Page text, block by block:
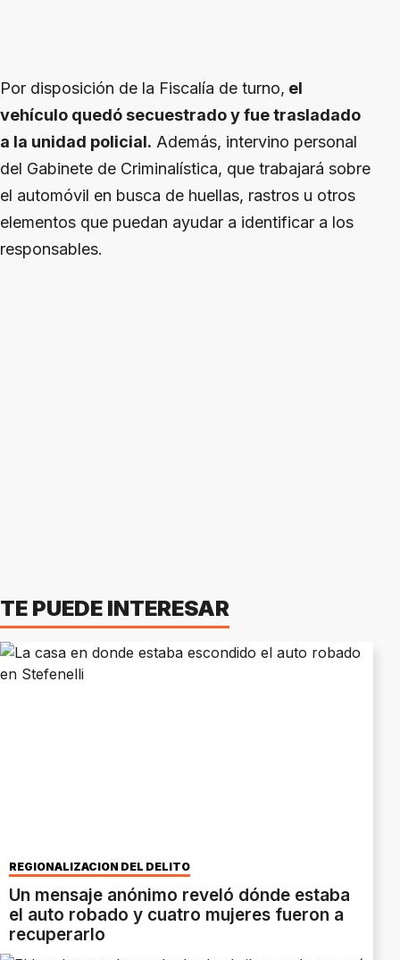
Por disposición de la Fiscalía de turno, el
vehículo quedó secuestrado y fue trasladado
a la unidad policial. Además, intervino personal
del Gabinete de Criminalística, que trabajará sobre
el automóvil en busca de huellas, rastros u otros
elementos que puedan ayudar a identificar a los
responsables.
TE PUEDE INTERESAR
REGIONALIZACIÓN DEL DELITO
Un mensaje anónimo reveló dónde estaba
el auto robado y cuatro mujeres fueron a
recuperarlo